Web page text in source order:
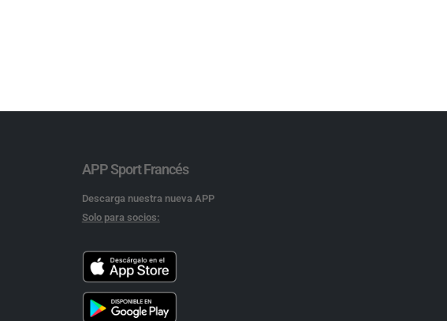
APP Sport Francés
Descarga nuestra nueva APP
Solo para socios: